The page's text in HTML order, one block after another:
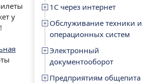
у
1С через интернет
Обслуживание техники и
операционных систем
Электронный
документооборот
Предприятиям общепита